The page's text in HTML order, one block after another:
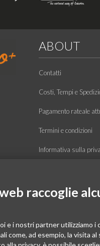
ABOUT
Contatti
Costi, Tempi e
Pagamento rateale
Termini e condizioni
Informativa sulla
Identificazione
raccoglie
e i nostri partner utilizziamo
come, ad esempio, la visita